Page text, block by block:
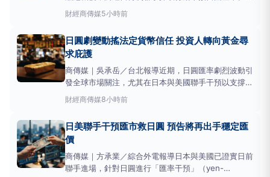
項史無前例的舉動不僅旨在穩定持續走貶的日圓，美國
財政部更將其視為一場保護美國國債市場、並控制全球
本市場，特別是亞洲股市，引發劇烈震盪。美
財經商傳媒5小時前
日圓劇變動搖法定貨幣信任 投資人轉向黃金尋
求庇護
商傳媒｜吳承岳／台北報導近期，日圓匯率劇烈波動引
發全球市場關注，尤其在日本與美國聯手干預以支撐日
圓後，市場對法定貨幣（FiatCurrency，指政府發行
且不以實物商品為基礎的貨幣）的信任問題浮上檯面，
此事件的真正火花在於投資人對全球金融體系
財經商傳媒8小時前
日美聯手干預匯市救日圓 預告將再出手穩定匯
價
商傳媒｜方承業／綜合外電報導日本與美國已證實日前
聯手進場，針對日圓進行「匯率干預」（yen-